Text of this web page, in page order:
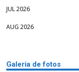
JUL 2026
AUG 2026
Galeria de fotos